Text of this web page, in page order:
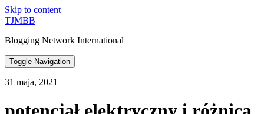
Skip to content
TJMBB
Blogging Network International
Toggle Navigation
31 maja, 2021